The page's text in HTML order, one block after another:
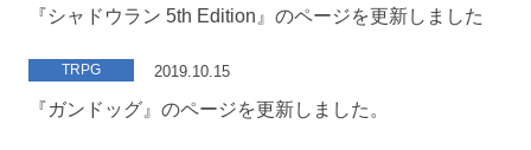
『シャドウラン 5th Edition』のページを更新しました
TRPG 2019.10.15
『ガンドッグ』のページを更新しました。